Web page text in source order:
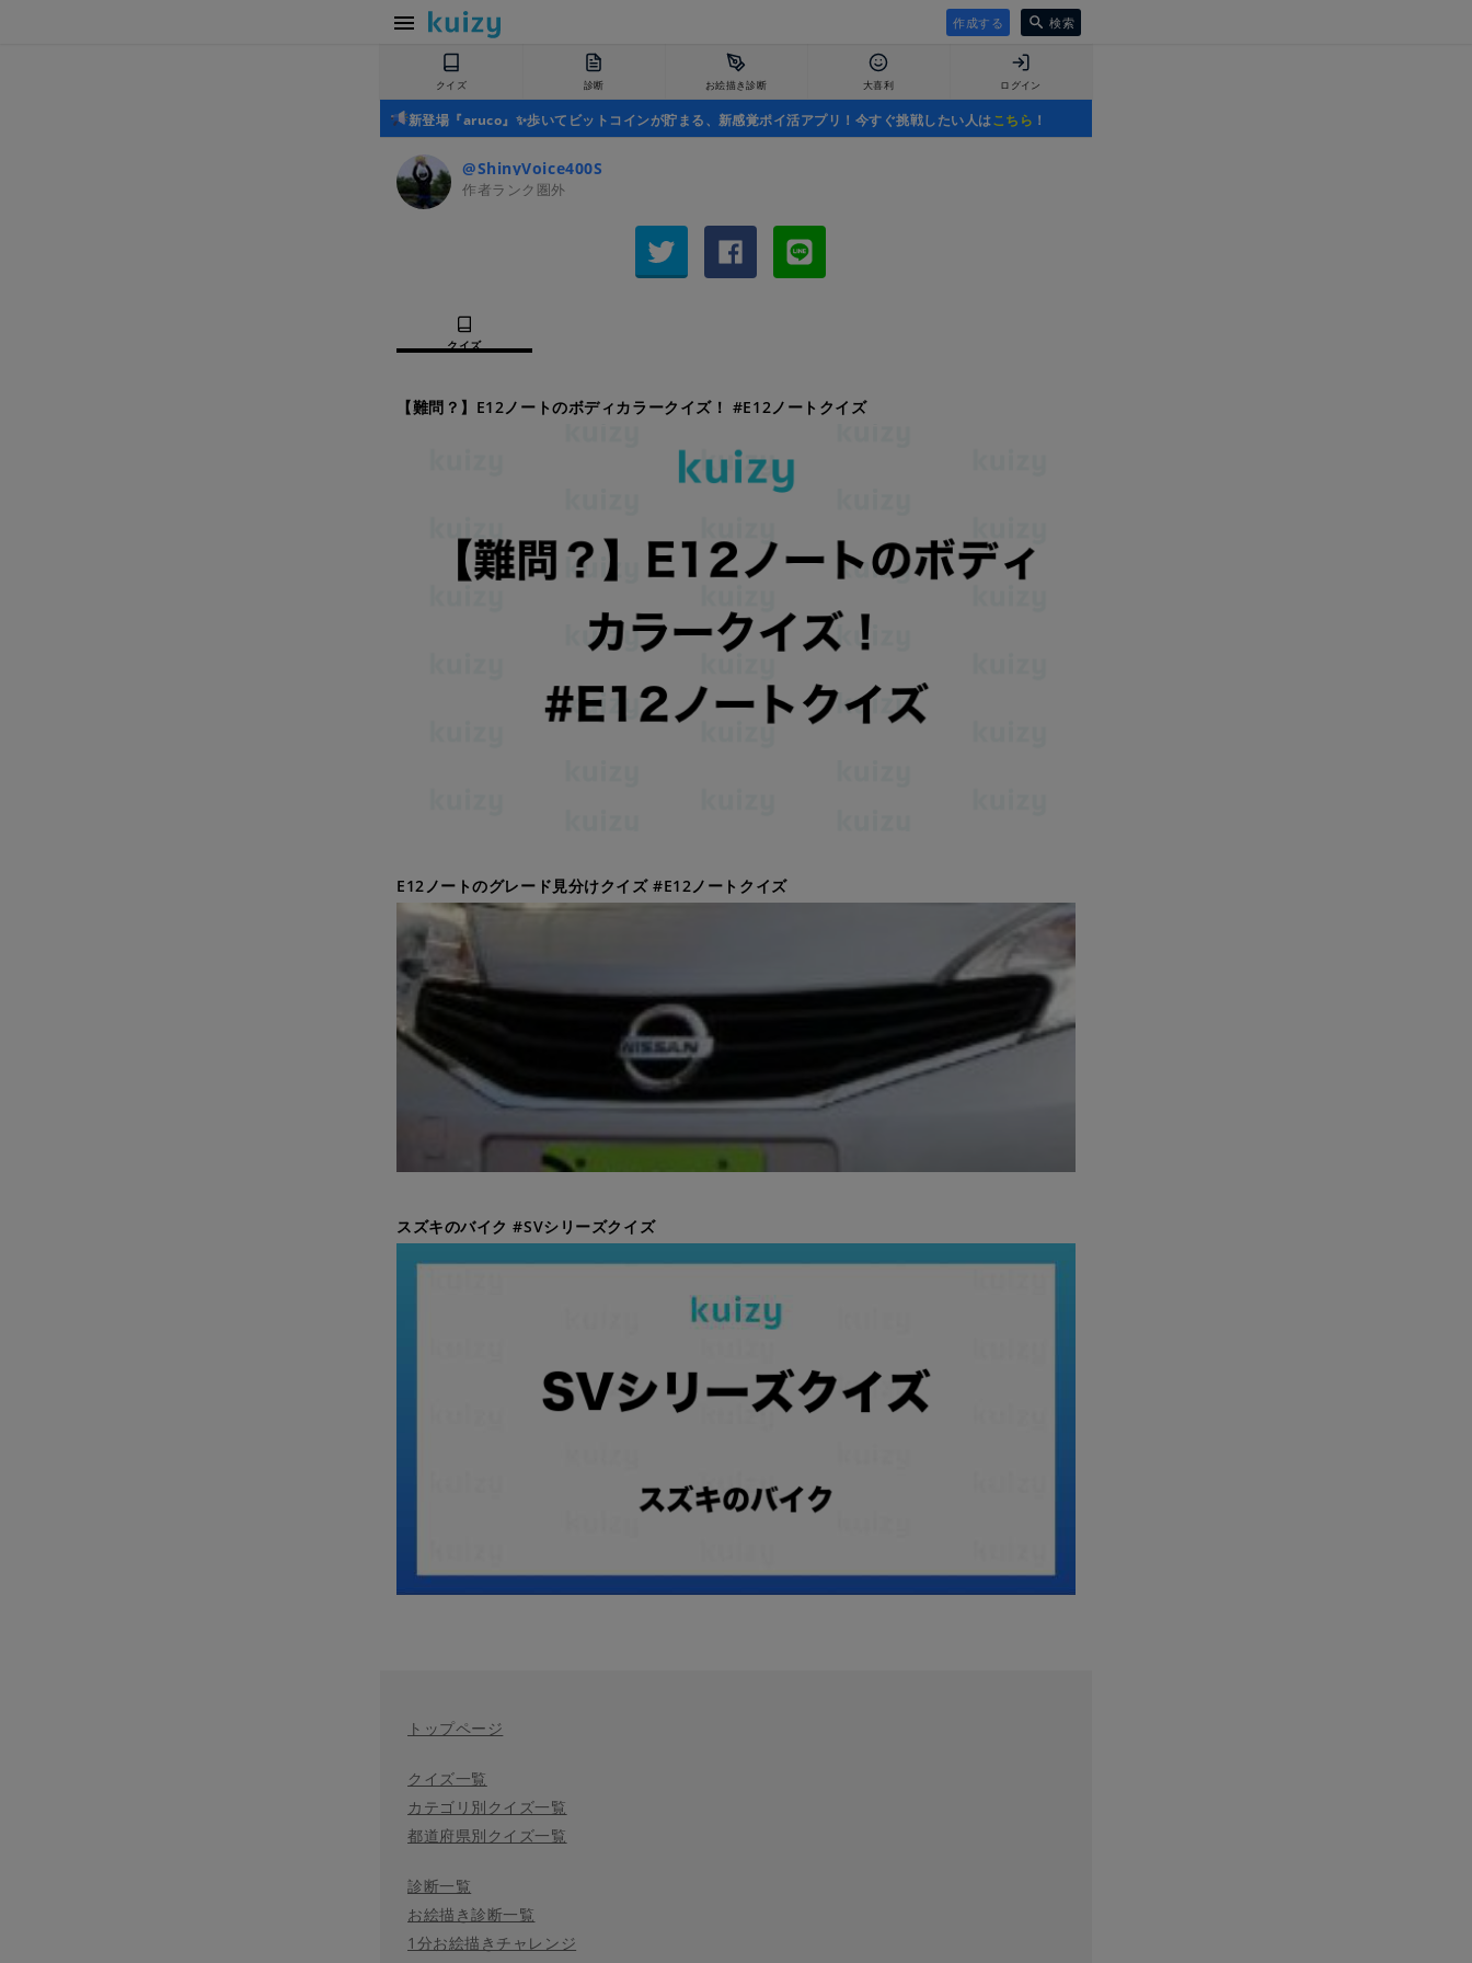
作成する 検索
クイズ 診断 お絵描き診断 大喜利 ログイン
新登場『aruco』✨歩いてビットコインが貯まる、新感覚ポイ活アプリ！今すぐ挑戦したい人はこちら ！
@ShinyVoice400S
作者ランク圏外
クイズ
【難問？】E12ノートのボディカラークイズ！ #E12ノートクイズ
E12ノートのグレード見分けクイズ #E12ノートクイズ
スズキのバイク #SVシリーズクイズ
トップページ
クイズ一覧
カテゴリ別クイズ一覧
都道府県別クイズ一覧
診断一覧
お絵描き診断一覧
1分お絵描きチャレンジ